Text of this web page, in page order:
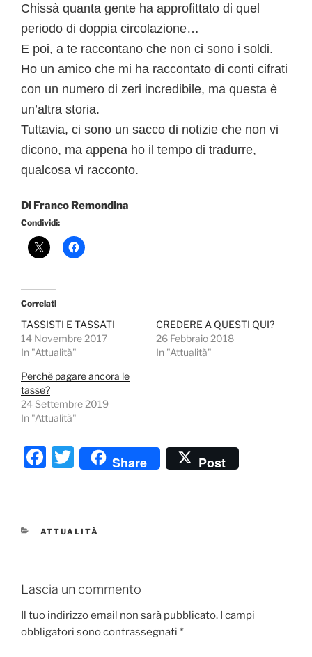
Chissà quanta gente ha approfittato di quel
periodo di doppia circolazione…
E poi, a te raccontano che non ci sono i soldi.
Ho un amico che mi ha raccontato di conti cifrati
con un numero di zeri incredibile, ma questa è
un’altra storia.
Tuttavia, ci sono un sacco di notizie che non vi
dicono, ma appena ho il tempo di tradurre,
qualcosa vi racconto.
Di Franco Remondina
Condividi:
Correlati
TASSISTI E TASSATI
14 Novembre 2017
In "Attualità"
CREDERE A QUESTI QUI?
26 Febbraio 2018
In "Attualità"
Perchè pagare ancora le
tasse?
24 Settembre 2019
In "Attualità"
F
e
o
k
T
w
er
Share Post
CATEGORIE
ATTUALITÀ
Lascia un commento
Il tuo indirizzo email non sarà pubblicato. I campi
obbligatori sono contrassegnati *